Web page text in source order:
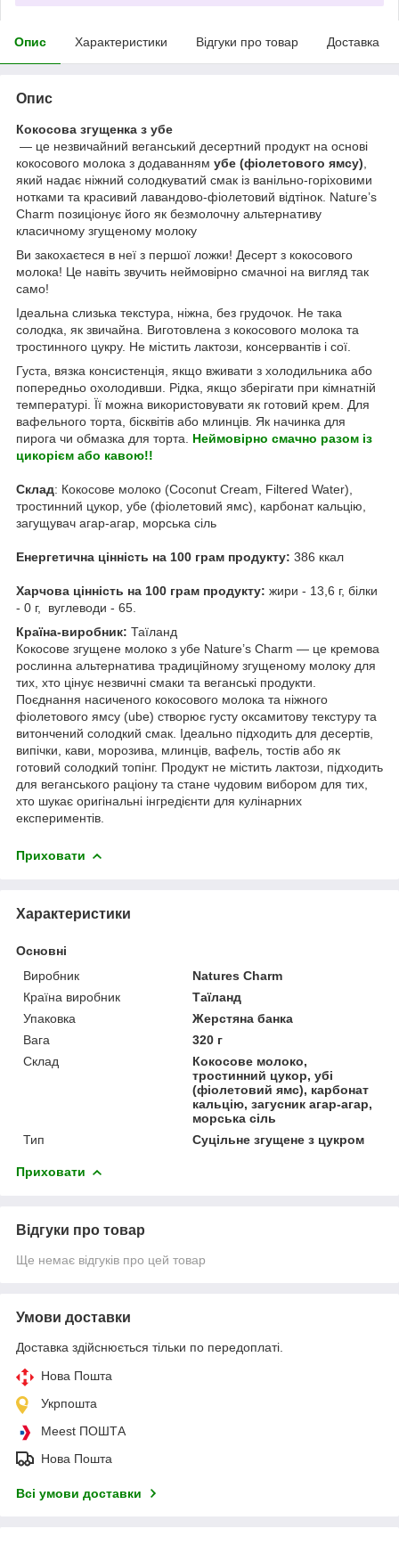
Опис Характеристики Відгуки про товар Доставка
Опис
Кокосова згущенка з убе
— це незвичайний веганський десертний продукт на основі
кокосового молока з додаванням убе (фіолетового ямсу)
який надає ніжний солодкуватий смак із ванільно-горіховими
нотками та красивий лавандово-фіолетовий відтінок. Nature’s
Charm позиціонує його як безмолочну альтернативу
класичному згущеному молоку
Ви закохаєтеся в неї з першої ложки! Десерт з кокосового
молока! Це навіть звучить неймовірно смачноі на вигляд так
само!
Ідеальна слизька текстура, ніжна, без грудочок. Не така
солодка, як звичайна. Виготовлена з кокосового молока та
тростинного цукру. Не містить лактози, консервантів і сої.
Густа, вязка консистенція, якщо вживати з холодильника або
попередньо охолодивши. Рідка, якщо зберігати при кімнатній
температурі. Її можна використовувати як готовий крем. Для
вафельного торта, бісквітів або млинців. Як начинка для
пирога чи обмазка для торта.
Неймовірно смачно разом із
цикорієм або кавою!!
Склад: Кокосове молоко (Coconut Cream, Filtered Water),
тростинний цукор, убе (фіолетовий ямс), карбонат кальцію,
загущувач агар-агар, морська сіль
Енергетична цінність на 100 грам продукту: 386 ккал
Харчова цінність на 100 грам продукту: жири - 13,6 г, білки
- 0 г, вуглеводи - 65.
Країна-виробник: Таїланд
Кокосове згущене молоко з убе Nature’s Charm — це кремова
рослинна альтернатива традиційному згущеному молоку для
тих, хто цінує незвичні смаки та веганські продукти.
Поєднання насиченого кокосового молока та ніжного
фіолетового ямсу (ube) створює густу оксамитову текстуру та
витончений солодкий смак. Ідеально підходить для десертів,
випічки, кави, морозива, млинців, вафель, тостів або як
готовий солодкий топінг. Продукт не містить лактози, підходить
для веганського раціону та стане чудовим вибором для тих,
хто шукає оригінальні інгредієнти для кулінарних
експериментів.
Приховати
Характеристики
Основні
Виробник
Natures Charm
Країна виробник
Таїланд
Упаковка
Жерстяна банка
Вага
320 г
Склад
Кокосове молоко,
тростинний цукор, убі
(фіолетовий ямс), карбонат
кальцію, загусник агар-агар,
морська сіль
Тип
Суцільне згущене з цукром
Приховати
Відгуки про товар
Ще немає відгуків про цей товар
Умови доставки
Доставка здійснюється тільки по передоплаті.
Нова Пошта
Укрпошта
Meest ПОШТА
Нова Пошта
Всі умови доставки